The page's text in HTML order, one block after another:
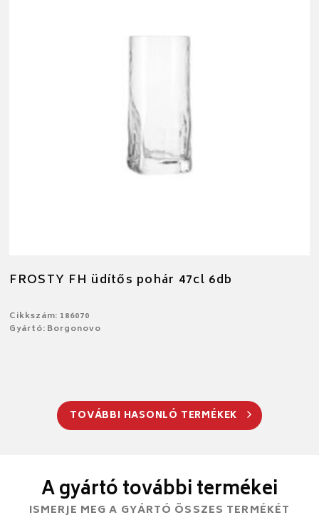
FROSTY FH üdítős pohár 47cl 6db
Cikkszám: 186070
Gyártó: Borgonovo
TOVÁBBI HASONLÓ TERMÉKEK
A gyártó további termékei
ISMERJE MEG A GYÁRTÓ ÖSSZES TERMÉKÉT